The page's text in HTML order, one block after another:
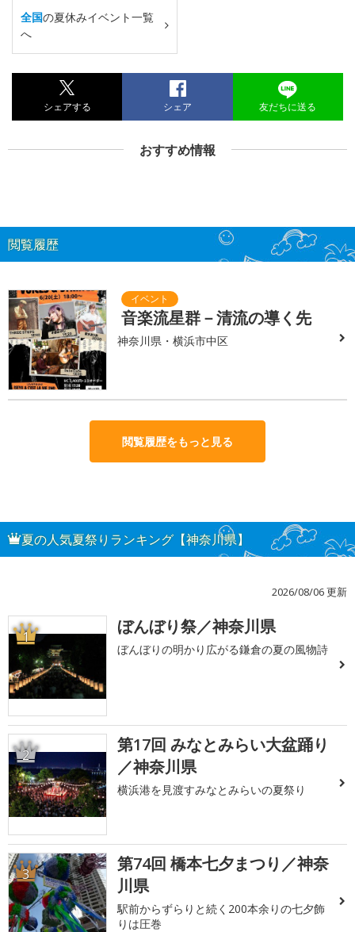
全国の夏休みイベント一覧
へ
シェアする シェア 友だちに送る
おすすめ情報
閲覧履歴
音楽流星群－清流の導く先
神奈川県・横浜市中区
閲覧履歴をもっと見る
夏の人気夏祭りランキング【神奈川県】
2026/08/06 更新
1 ぼんぼり祭／神奈川県
ぼんぼりの明かり広がる鎌倉の夏の風物詩
2
第17回 みなとみらい大盆踊り
／神奈川県
横浜港を見渡すみなとみらいの夏祭り
3
第74回 橋本七夕まつり／神奈
川県
駅前からずらりと続く200本余りの七夕飾
りは圧巻